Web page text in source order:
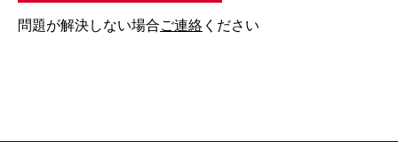
問題が解決しない場合ご連絡 ください